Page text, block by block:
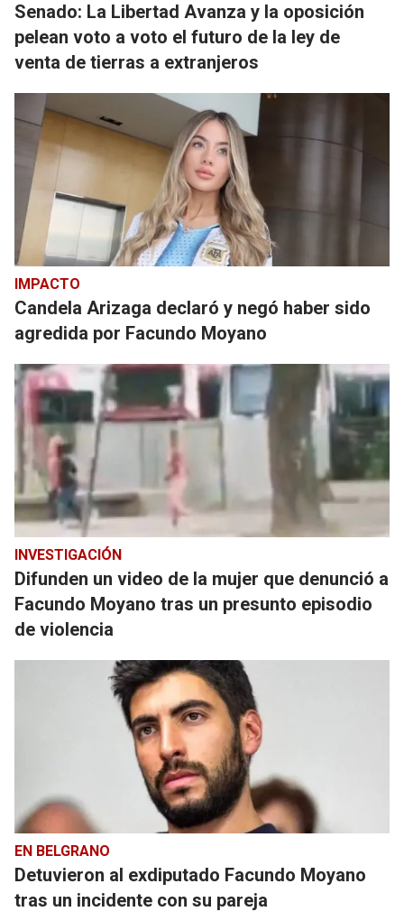
Senado: La Libertad Avanza y la oposición
pelean voto a voto el futuro de la ley de
venta de tierras a extranjeros
IMPACTO
Candela Arizaga declaró y negó haber sido
agredida por Facundo Moyano
INVESTIGACIÓN
Difunden un video de la mujer que denunció a
Facundo Moyano tras un presunto episodio
de violencia
EN BELGRANO
Detuvieron al exdiputado Facundo Moyano
tras un incidente con su pareja